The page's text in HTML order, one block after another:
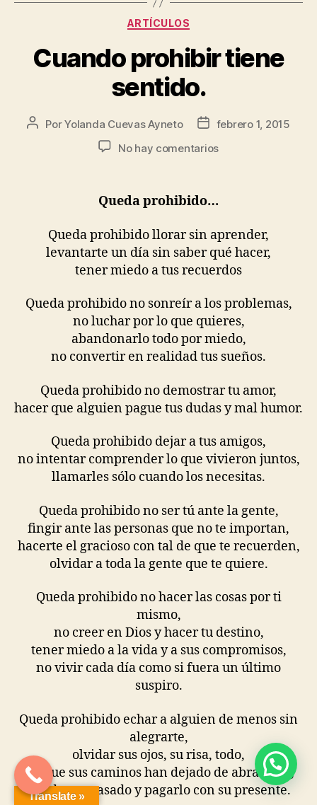
ARTÍCULOS
Cuando prohibir tiene
sentido.
PorYolanda Cuevas Ayneto
febrero 1, 2015
No hay comentarios
Queda prohibido…
Queda prohibido llorar sin aprender,
levantarte un día sin saber qué hacer,
tener miedo a tus recuerdos
Queda prohibido no sonreír a los problemas,
no luchar por lo que quieres,
abandonarlo todo por miedo,
no convertir en realidad tus sueños.
Queda prohibido no demostrar tu amor,
hacer que alguien pague tus dudas y mal humor.
Queda prohibido dejar a tus amigos,
no intentar comprender lo que vivieron juntos,
llamarles sólo cuando los necesitas.
Queda prohibido no ser tú ante la gente,
fingir ante las personas que no te importan,
hacerte el gracioso con tal de que te recuerden,
olvidar a toda la gente que te quiere.
Queda prohibido no hacer las cosas por ti
mismo,
no creer en Dios y hacer tu destino,
tener miedo a la vida y a sus compromisos,
no vivir cada día como si fuera un último
suspiro.
Queda prohibido echar a alguien de menos sin
alegrarte,
olvidar sus ojos, su risa, todo,
porque sus caminos han dejado de abrazarse,
olvidar su pasado y pagarlo con su presente.
Translate »